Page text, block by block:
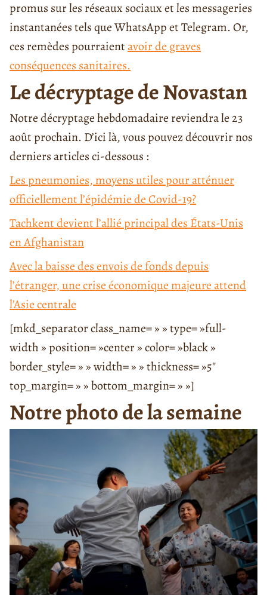
promus sur les réseaux sociaux et les messageries
instantanées tels que WhatsApp et Telegram. Or,
ces remèdes pourraientavoir de graves
conséquences sanitaires.
Le décryptage de Novastan
Notre décryptage hebdomadaire reviendra le 23
août prochain. D’ici là, vous pouvez découvrir nos
derniers articles ci-dessous :
Les pneumonies, moyens utiles pour atténuer
officiellement l’épidémie de Covid-19?
Tachkent devient l’allié principal des États-Unis
en Afghanistan
Avec la baisse des envois de fonds depuis
l’étranger, une crise économique majeure attend
l’Asie centrale
[mkd_separator class_name= » » type= »full-
width » position= »center » color= »black »
border_style= » » width= » » thickness= »5″
top_margin= » » bottom_margin= » »]
Notre photo de la semaine